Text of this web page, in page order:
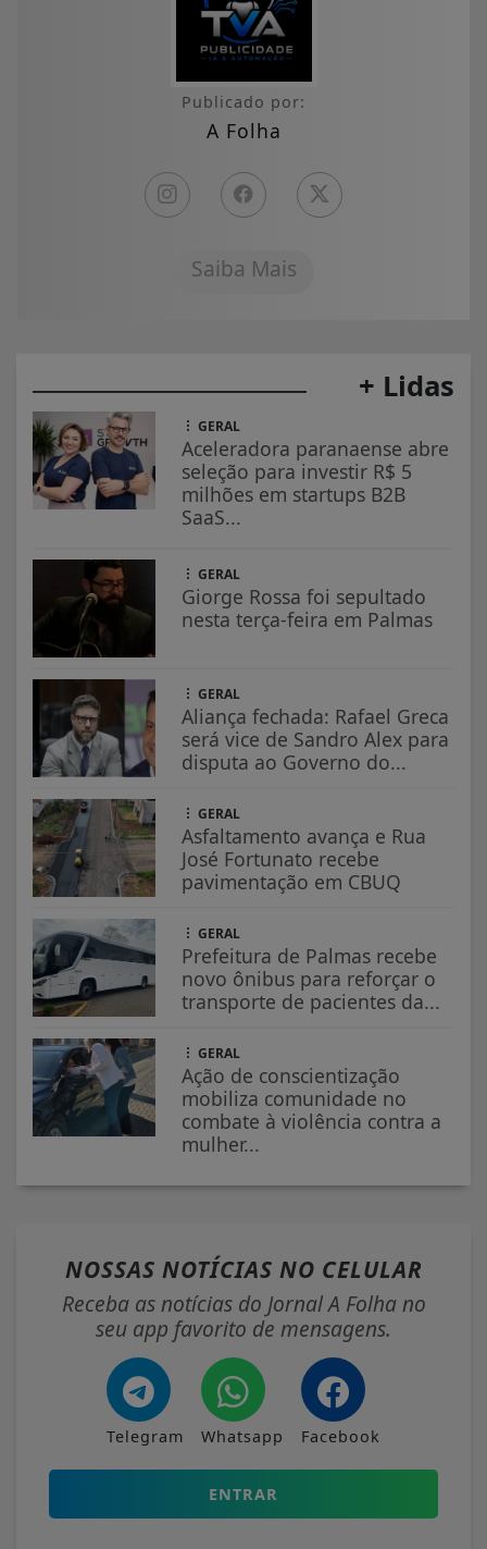
Publicado por:
A Folha
Saiba Mais
+ Lidas
GERAL
Aceleradora paranaense abre
seleção para investir R$ 5
milhões em startups B2B
SaaS...
GERAL
Giorge Rossa foi sepultado
nesta terça-feira em Palmas
GERAL
Aliança fechada: Rafael Greca
será vice de Sandro Alex para
disputa ao Governo do...
GERAL
Asfaltamento avança e Rua
José Fortunato recebe
pavimentação em CBUQ
GERAL
Prefeitura de Palmas recebe
novo ônibus para reforçar o
transporte de pacientes da...
GERAL
Ação de conscientização
mobiliza comunidade no
combate à violência contra a
mulher...
NOSSAS NOTÍCIAS NO CELULAR
Receba as notícias do Jornal A Folha no
seu app favorito de mensagens.
Telegram Whatsapp Facebook
ENTRAR